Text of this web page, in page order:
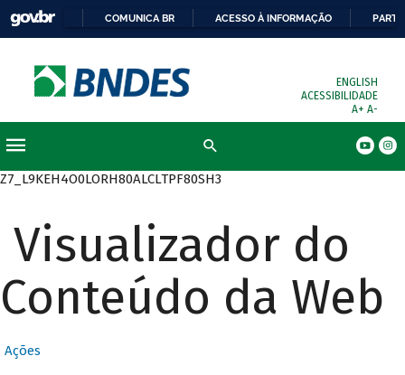
COMUNICA BR ACESSO À INFORMAÇÃO
ENGLISH
ACESSIBILIDADE
A+ A-
Z7_L9KEH4O0LORH80ALCLTPF80SH3
Visualizador do
Conteúdo da Web
Ações